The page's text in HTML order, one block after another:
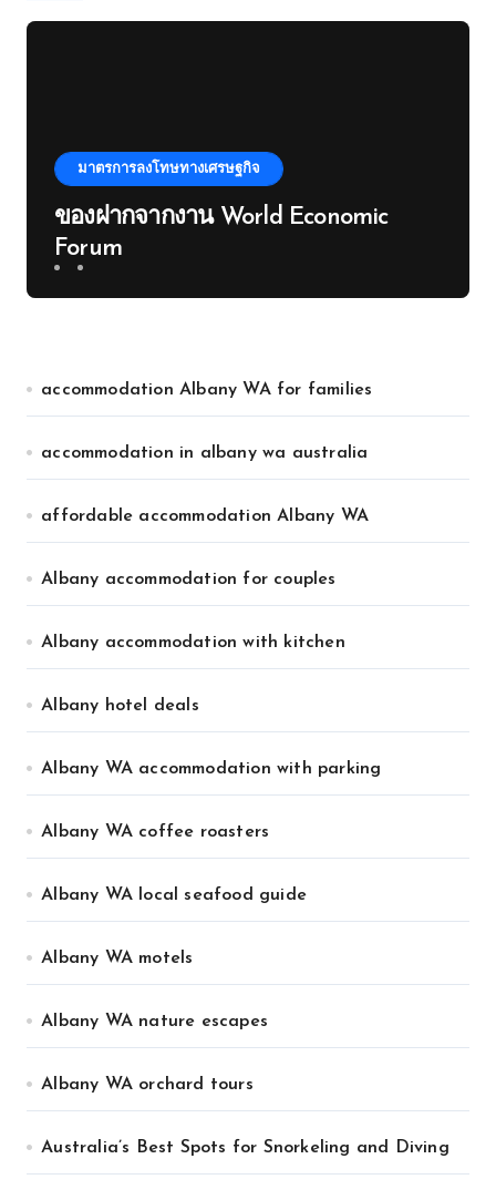
มาตรการลงโทษทางเศรษฐกิจ
ของฝากจากงาน World Economic
Forum
accommodation Albany WA for families
accommodation in albany wa australia
affordable accommodation Albany WA
Albany accommodation for couples
Albany accommodation with kitchen
Albany hotel deals
Albany WA accommodation with parking
Albany WA coffee roasters
Albany WA local seafood guide
Albany WA motels
Albany WA nature escapes
Albany WA orchard tours
Australia’s Best Spots for Snorkeling and Diving